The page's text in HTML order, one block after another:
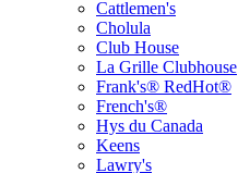
Cattlemen's
Cholula
Club House
La Grille Clubhouse
Frank's® RedHot®
French's®
Hys du Canada
Keens
Lawry's